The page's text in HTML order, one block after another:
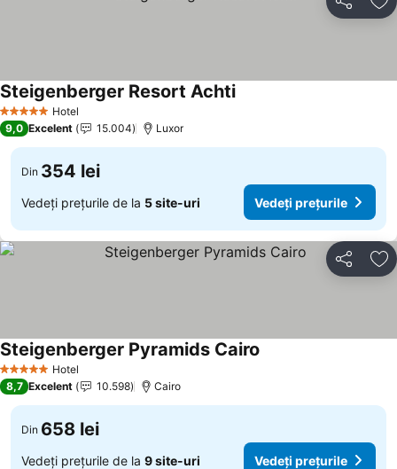
Distribuiți
5 Stele Hotel
Steigenberger Resort Achti
9,0 Excelent 15.004 Luxor
Din 354 lei
Vedeți prețurile de la 5 site-uri Vedeți prețurile
Distribuiți
5 Stele Hotel
Steigenberger Pyramids Cairo
8,7 Excelent 10.598 Cairo
Din 658 lei
Vedeți prețurile de la 9 site-uri Vedeți prețurile